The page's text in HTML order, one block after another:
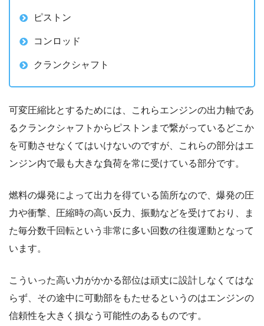
ピストン
コンロッド
クランクシャフト
可変圧縮比とするためには、これらエンジンの出力軸であ
るクランクシャフトからピストンまで繋がっているどこか
を可動させなくてはいけないのですが、これらの部分はエ
ンジン内で最も大きな負荷を常に受けている部分です。
燃料の爆発によって出力を得ている箇所なので、爆発の圧
力や衝撃、圧縮時の高い反力、振動などを受けており、ま
た毎分数千回転という非常に多い回数の往復運動となって
います。
こういった高い力がかかる部位は頑丈に設計しなくてはな
らず、その途中に可動部をもたせるというのはエンジンの
信頼性を大きく損なう可能性のあるものです。